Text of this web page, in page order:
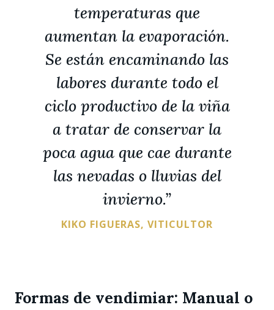
temperaturas que
aumentan la evaporación.
Se están encaminando las
labores durante todo el
ciclo productivo de la viña
a tratar de conservar la
poca agua que cae durante
las nevadas o lluvias del
invierno.”
KIKO FIGUERAS, VITICULTOR
Formas de vendimiar: Manual o